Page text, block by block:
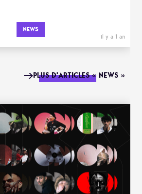
NEWS
il y a 1 an
PLUS D'ARTICLES « NEWS »